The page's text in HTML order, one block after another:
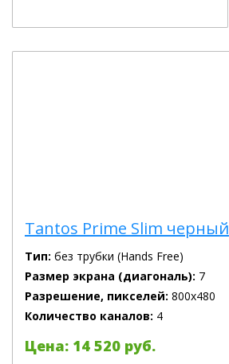
Tantos Prime Slim черный
Тип: без трубки (Hands Free)
Размер экрана (диагональ): 7
Разрешение, пикселей: 800х480
Количество каналов: 4
Цена: 14 520 руб.